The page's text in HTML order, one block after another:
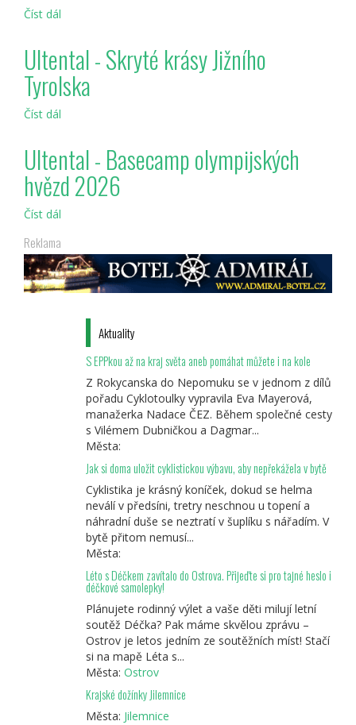
Číst dál
Ultental - Skryté krásy Jižního
Tyrolska
Číst dál
krásy
Jižního
Tyrolska
Ultental - Basecamp olympijských
hvězd 2026
Číst dál
olympijských
hvězd
2026
Reklama
Aktuality
S EPPkou až na kraj světa aneb pomáhat můžete i na kole
Z Rokycanska do Nepomuku se v jednom z dílů
pořadu Cyklotoulky vypravila Eva Mayerová,
manažerka Nadace ČEZ. Během společné cesty
s Vilémem Dubničkou a Dagmar...
Města:
Jak si doma uložit cyklistickou výbavu, aby nepřekážela v bytě
Cyklistika je krásný koníček, dokud se helma
neválí v předsíni, tretry neschnou u topení a
náhradní duše se neztratí v šuplíku s nářadím. V
bytě přitom nemusí...
Města:
Léto s Déčkem zavítalo do Ostrova. Přijeďte si pro tajné heslo i
déčkové samolepky!
Plánujete rodinný výlet a vaše děti milují letní
soutěž Déčka? Pak máme skvělou zprávu –
Ostrov je letos jedním ze soutěžních míst! Stačí
si na mapě Léta s...
Města: Ostrov
Krajské dožínky Jilemnice
Města: Jilemnice